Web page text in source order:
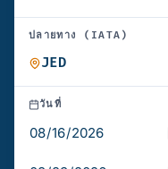
ปลายทาง (IATA)
วันที่